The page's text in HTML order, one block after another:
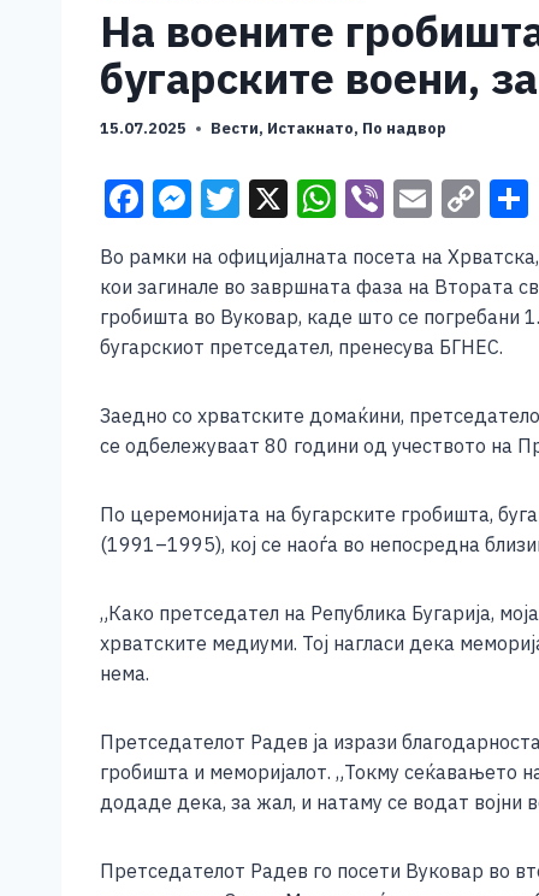
На воените
бугарските воени,
15.07.2025 Вести, Истакнато, По надвор
F
c
e
b
o
k
M
ss
e
n
er
T
tt
er
X W
at
s
A
p
Vi
er
E
m
ai
l
C
p
y
Li
k
Во рамки на официјалната посета на
кои загинале во завршната фаза на Втората
гробишта во Вуковар, каде што се погребани
бугарскиот претседател, пренесува БГНЕС.
Заедно со хрватските домаќини,
се одбележуваат 80 години од учеството на
По церемонијата на бугарските гробишта,
(1991–1995), кој се наоѓа во непосредна
„Како претседател на Република Бугарија,
хрватските медиуми. Тој нагласи дека
нема.
Претседателот Радев ја изрази
гробишта и меморијалот. „Токму сеќавањето
додаде дека, за жал, и натаму се водат војни
Претседателот Радев го посети Вуковар во